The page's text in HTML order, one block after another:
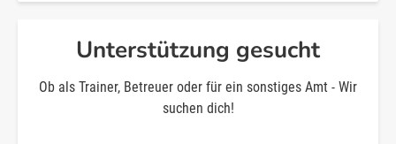
Unterstützung gesucht
Ob als Trainer, Betreuer oder für ein sonstiges Amt - Wir
suchen dich!